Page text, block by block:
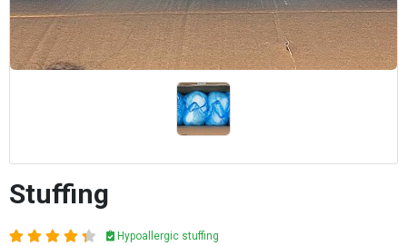
Stuffing
Hypoallergic stuffing